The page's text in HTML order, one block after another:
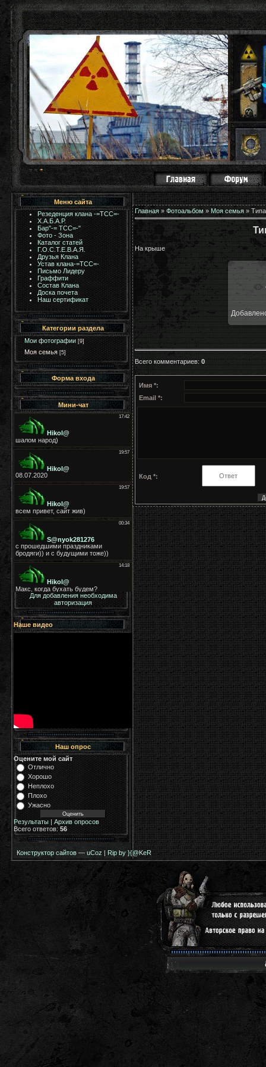
Меню сайта
Резеденция клана -=ТСС=-
Х.А.Б.А.Р.
Бар"-= TCC=-"
Фото - Зона
Каталог статей
Г.О.С.Т.Е.В.А.Я.
Друзья Клана
Устав клана-=ТСС=-
Письмо Лидеру
Граффити
Состав Клана
Доска почета
Наш сертификат
Категории раздела
Мои фотографии [9]
Моя семья [5]
Форма входа
Мини-чат
Для добавления необходима
авторизация
Наше видео
Наш опрос
Оцените мой сайт
Отлично
Хорошо
Неплохо
Плохо
Ужасно
Результаты | Архив опросов
Всего ответов: 56
Главная » Фотоальбом » Моя семья »
На крыше
Всего комментариев: 0
Имя *:
Email *:
Код *:
Конструктор сайтов — uCoz | Rip by }{@KeR